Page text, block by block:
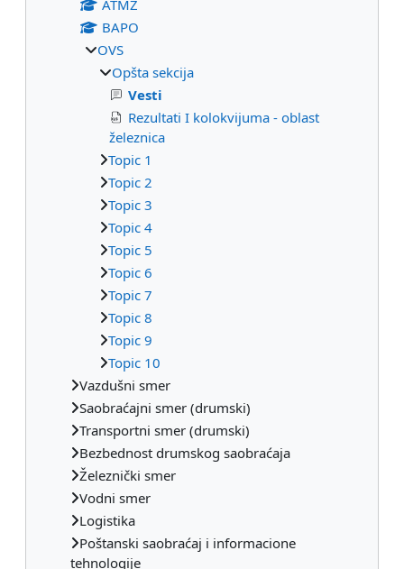
ATMZ
BAPO
OVS
Opšta sekcija
Vesti
Rezultati I kolokvijuma - oblast
železnica
Topic 1
Topic 2
Topic 3
Topic 4
Topic 5
Topic 6
Topic 7
Topic 8
Topic 9
Topic 10
Vazdušni smer
Saobraćajni smer (drumski)
Transportni smer (drumski)
Bezbednost drumskog saobraćaja
Železnički smer
Vodni smer
Logistika
Poštanski saobraćaj i informacione
tehnologije